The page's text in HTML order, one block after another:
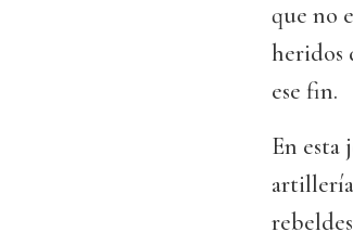
que no
heridos
ese fin.
En esta